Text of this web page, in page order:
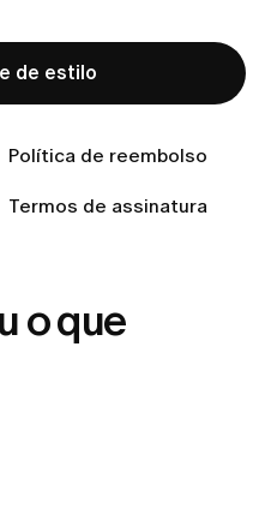
de estilo
Política de reembolso
Termos de assinatura
peça que não serviu?
o que